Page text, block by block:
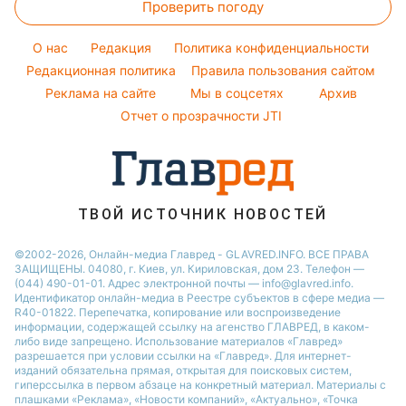
Настя Каменских
Виталий Козловский
Потап
Новости Тернополя
Новости Черкассы
Новости Житомира
Новости Одессы
Новости Запорожья
Модные ошибки
Новости моды
Советы от Андре Тана
Тесты по картинке
Оптические иллюзии
Народные приметы
Все о шоу-бизнесе
Проверить погоду
O нас Редакция
Политика конфиденциальности
Редакционная политика
Правила пользования сайтом
Реклама на сайте
Мы в соцсетях
Архив
Отчет о прозрачности JTI
ТВОЙ ИСТОЧНИК НОВОСТЕЙ
©2002-2026, Онлайн-медиа Главред - GLAVRED.INFO. ВСЕ ПРАВА
ЗАЩИЩЕНЫ. 04080, г. Киев, ул. Кириловская, дом 23. Телефон —
(044) 490-01-01. Адрес электронной почты — info@glavred.info.
Идентификатор онлайн-медиа в Реестре cубъектов в сфере медиа —
R40-01822. Перепечатка, копирование или воспроизведение
информации, содержащей ссылку на агенство ГЛАВРЕД, в каком-
либо виде запрещено. Использование материалов «Главред»
разрешается при условии ссылки на «Главред». Для интернет-
изданий обязательна прямая, открытая для поисковых систем,
гиперссылка в первом абзаце на конкретный материал. Материалы с
плашками «Реклама», «Новости компаний», «Актуально», «Точка